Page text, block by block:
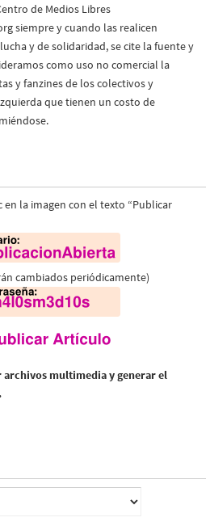
de Medios Libres
siempre y cuando las realicen
y de solidaridad, se cite la fuente y
como uso no comercial la
y fanzines de los colectivos y
que tienen un costo de
en la imagen con el texto “Publicar
cambiados periódicamente)
archivos multimedia y generar el